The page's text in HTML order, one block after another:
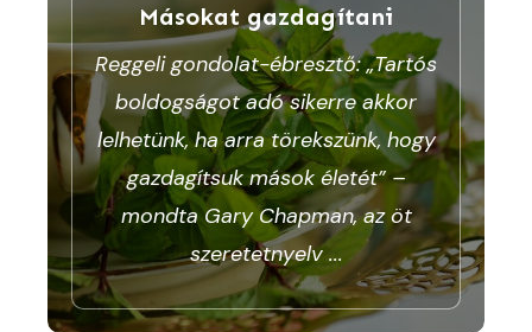
Másokat gazdagítani
Reggeli gondolat-ébresztő: „Tartós
boldogságot adó sikerre akkor
lelhetünk, ha arra törekszünk, hogy
gazdagítsuk mások életét” –
mondta Gary Chapman, az öt
szeretetnyelv ...